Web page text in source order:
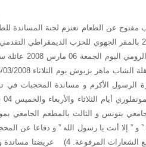
سجن برج
بزيوش يوم الثلاثاء 04/03/2008 من سجن المرناقية إلى سجن برج الرومي.
الرسول الأكرم و مساندة المحجبات في
بتونس و الثالث بالمطعم الجامعي
و ” إلا أنت يا رسول الله ” و دفاعا عن
الشعارات المرفوعة. 4) عريضتا مساندة و نصرة للرسول الكريم و لغزة